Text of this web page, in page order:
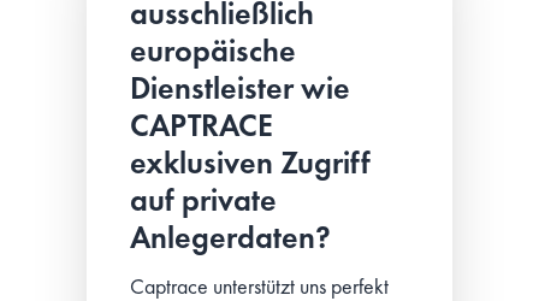
ausschließlich
europäische
Dienstleister wie
CAPTRACE
exklusiven Zugriff
auf private
Anlegerdaten?
Captrace unterstützt uns perfekt